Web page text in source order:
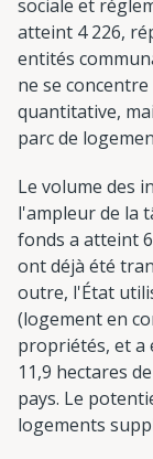
sociale et
atteint 4 226,
entités
ne se
quantitative,
parc de
Le volume des
l'ampleur de la
fonds a atteint
ont déjà été
outre, l'État
(logement en
propriétés, et a
11,9 hectares
pays. Le
logements